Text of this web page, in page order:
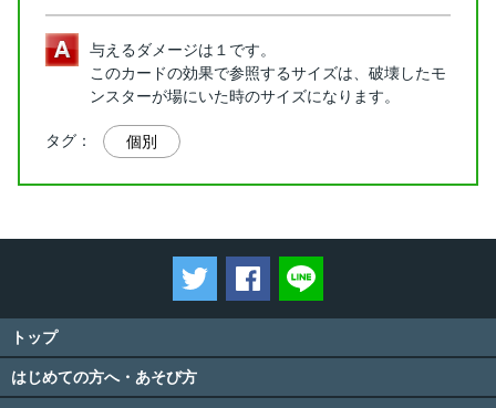
与えるダメージは１です。
このカードの効果で参照するサイズは、破壊したモ
ンスターが場にいた時のサイズになります。
タグ： 個別
ツイートするFacebookでシェアする
トップ
はじめての方へ・あそび方